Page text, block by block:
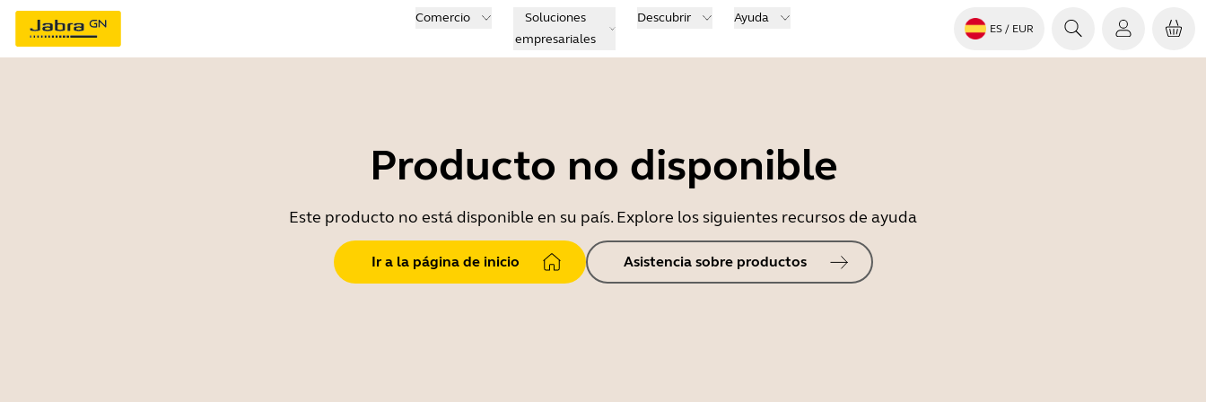
Comercio
Soluciones
empresariales
Descubrir Ayuda
ES / EUR
Producto no disponible
Este producto no está disponible en su país. Explore los siguientes recursos de ayuda
Ir a la página de inicio Asistencia sobre productos